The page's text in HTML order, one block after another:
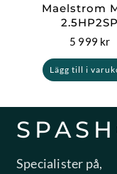
Maelstrom
2.5HP2SP
5 999 kr
Lägg till i
Specialister på,